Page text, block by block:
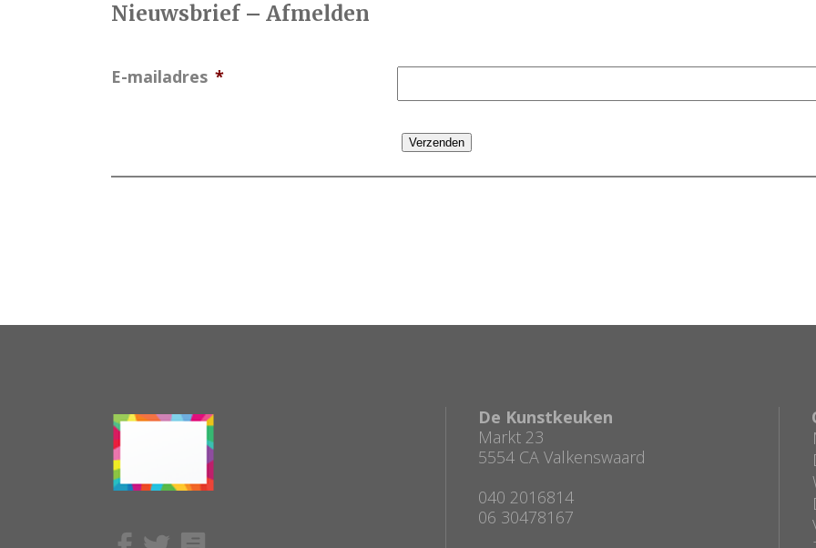
Nieuwsbrief – Afmelden
E-mailadres *
Verzenden
De Kunstkeuken
Markt 23
5554 CA Valkenswaard
040 2016814
06 30478167